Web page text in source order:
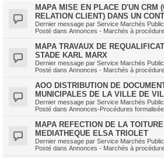
MAPA MISE EN PLACE D'UN CRM
RELATION CLIENT) DANS UN
Dernier message par Service Marchés
Posté dans Annonces - Marchés à
MAPA TRAVAUX DE
STADE KARL MARX
Dernier message par Service Marchés
Posté dans Annonces - Marchés à
AOO DISTRIBUTION DE
MUNICIPALES DE LA VILLE DE
Dernier message par Service Marchés
Posté dans Annonces-Procédures
MAPA REFECTION DE LA
MEDIATHEQUE ELSA TRIOLET
Dernier message par Service Marchés
Posté dans Annonces - Marchés à